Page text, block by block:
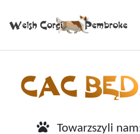
CAC
Towarzszyli